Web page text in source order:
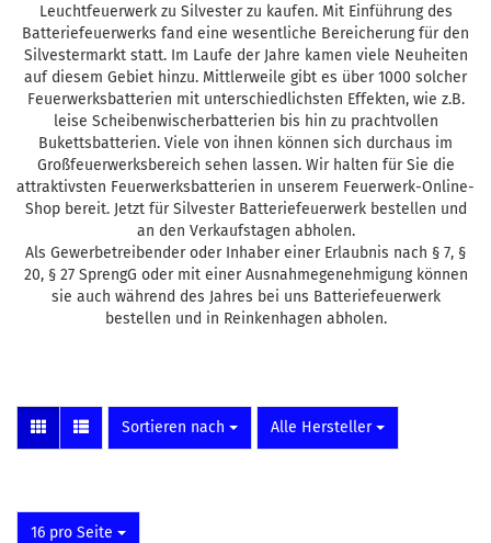
Leuchtfeuerwerk zu Silvester zu kaufen. Mit Einführung des
Batteriefeuerwerks fand eine wesentliche Bereicherung für den
Silvestermarkt statt. Im Laufe der Jahre kamen viele Neuheiten
auf diesem Gebiet hinzu. Mittlerweile gibt es über 1000 solcher
Feuerwerksbatterien mit unterschiedlichsten Effekten, wie z.B.
leise Scheibenwischerbatterien bis hin zu prachtvollen
Bukettsbatterien. Viele von ihnen können sich durchaus im
Großfeuerwerksbereich sehen lassen. Wir halten für Sie die
attraktivsten Feuerwerksbatterien in unserem Feuerwerk-Online-
Shop bereit. Jetzt für Silvester Batteriefeuerwerk bestellen und
an den Verkaufstagen abholen.
Als Gewerbetreibender oder Inhaber einer Erlaubnis nach § 7, §
20, § 27 SprengG oder mit einer Ausnahmegenehmigung können
sie auch während des Jahres bei uns Batteriefeuerwerk
bestellen und in Reinkenhagen abholen.
Sortieren nach Alle Hersteller
16 pro Seite